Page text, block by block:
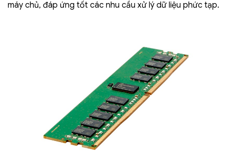
máy chủ, đáp ứng tốt các nhu cầu xử lý dữ liệu phức tạp.